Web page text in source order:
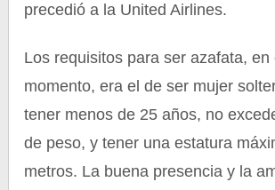
precedió a la United Airlines.
Los requisitos para ser azafata, en
momento, era el de ser mujer
tener menos de 25 años, no
de peso, y tener una estatura
metros. La buena presencia y la